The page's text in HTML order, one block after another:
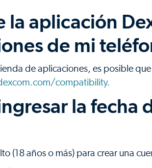
la aplicación
de mi
de aplicaciones, es posible
compatibility.
la fecha
(18 años o más) para crear una